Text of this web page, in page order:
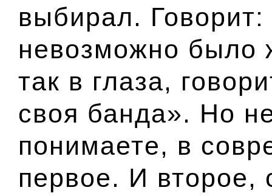
выбирал.
невозможно было
так в глаза,
своя банда». Но
понимаете, в
первое. И второе,